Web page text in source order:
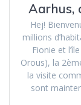
Aarhus,
Hej!
millions
Fionie et
Orous), la
la visite
sont